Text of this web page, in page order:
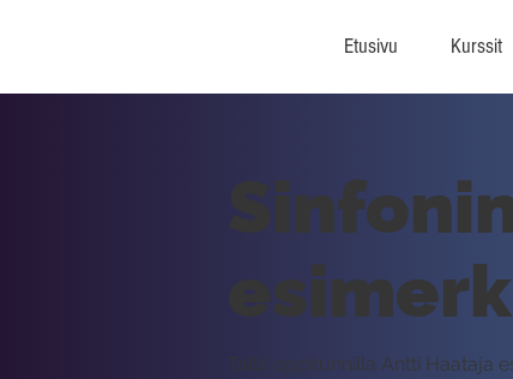
Etusivu Kurssit
Tällä oppitunnilla Antti Haataja